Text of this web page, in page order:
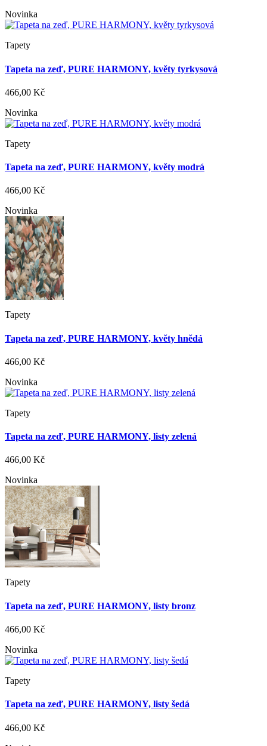
Novinka
Tapety
Tapeta na zeď, PURE HARMONY, květy tyrkysová
466,00 Kč
Novinka
Tapety
Tapeta na zeď, PURE HARMONY, květy modrá
466,00 Kč
Novinka
Tapety
Tapeta na zeď, PURE HARMONY, květy hnědá
466,00 Kč
Novinka
Tapety
Tapeta na zeď, PURE HARMONY, listy zelená
466,00 Kč
Novinka
Tapety
Tapeta na zeď, PURE HARMONY, listy bronz
466,00 Kč
Novinka
Tapety
Tapeta na zeď, PURE HARMONY, listy šedá
466,00 Kč